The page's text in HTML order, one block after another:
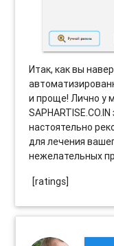
Итак, как вы
и проще! Лично у
настоятельно
для лечения
нежелательных
[ratings]